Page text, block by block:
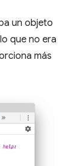
un objeto
que no era
más